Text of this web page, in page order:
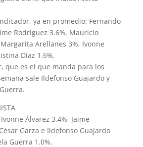
ya en promedio: Fernando
Rodríguez 3.6%, Mauricio
Arellanes 3%, Ivonne
Díaz 1.6%.
que es el que manda para los
sale Ildefonso Guajardo y
Álvarez 3.4%, Jaime
Garza e Ildefonso Guajardo
Guerra 1.0%.